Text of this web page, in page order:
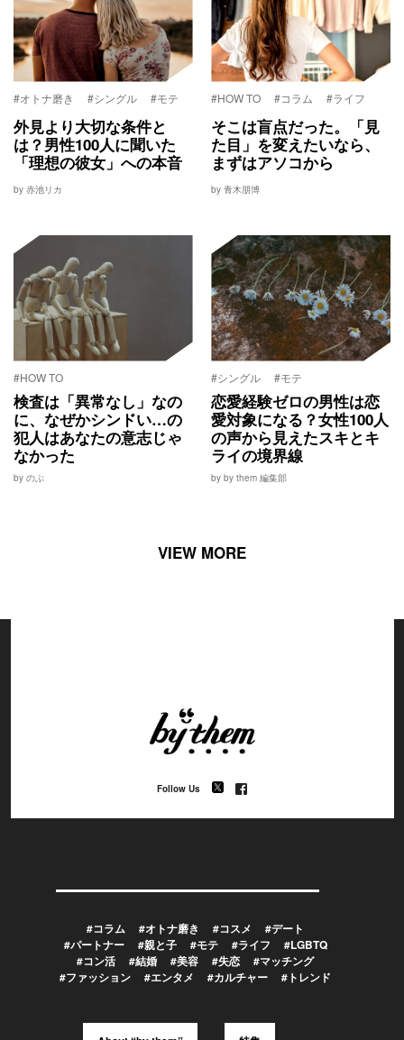
#オトナ磨き #シングル #モテ
外見より大切な条件と
は？男性100人に聞いた
「理想の彼女」への本音
by 赤池リカ
#HOW TO #コラム #ライフ
そこは盲点だった。「見
た目」を変えたいなら、
まずはアソコから
by 青木朋博
#HOW TO
検査は「異常なし」なの
に、なぜかシンドい…の
犯人はあなたの意志じゃ
なかった
by のぶ
#シングル #モテ
恋愛経験ゼロの男性は恋
愛対象になる？女性100人
の声から見えたスキとキ
ライの境界線
by by them 編集部
VIEW MORE
Follow Us
#コラム #オトナ磨き #コスメ
#デート
#パートナー
#親と子 #モテ #ライフ
#LGBTQ
#コン活
#結婚 #美容 #失恋
#マッチング
#ファッション
#エンタメ #カルチャー #トレンド